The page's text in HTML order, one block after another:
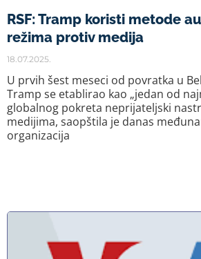
RSF: Tramp koristi metode
režima protiv medija
18.07.2025.
U prvih šest meseci od povratka u
Tramp se etablirao kao „jedan od
globalnog pokreta neprijateljski
medijima, saopštila je danas
organizacija